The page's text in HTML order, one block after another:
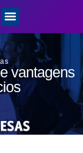
vantagens